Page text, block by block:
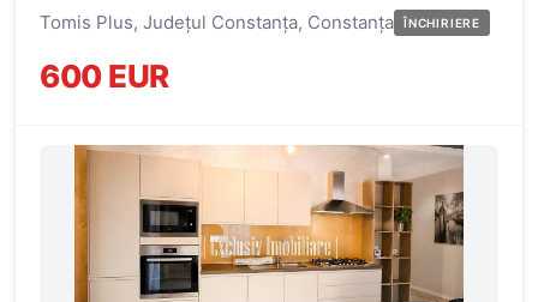
Tomis Plus, Județul Constanța, Constanța ÎNCHIRIERE
600 EUR